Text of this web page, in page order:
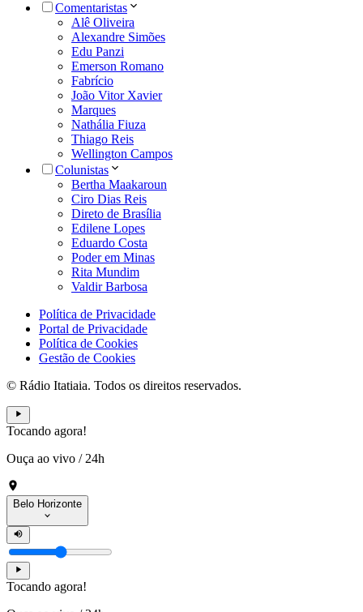
Comentaristas
Alê Oliveira
Alexandre Simões
Edu Panzi
Emerson Romano
Fabrício
João Vitor Xavier
Marques
Nathália Fiuza
Thiago Reis
Wellington Campos
Colunistas
Bertha Maakaroun
Ciro Dias Reis
Direto de Brasília
Edilene Lopes
Eduardo Costa
Poder em Minas
Rita Mundim
Valdir Barbosa
Política de Privacidade
Portal de Privacidade
Política de Cookies
Gestão de Cookies
© Rádio Itatiaia. Todos os direitos reservados.
Tocando agora!
Ouça ao vivo / 24h
Belo Horizonte
Tocando agora!